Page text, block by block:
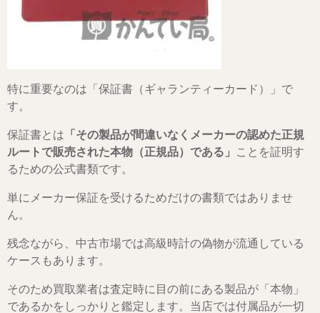
特に重要なのは「保証書（ギャランティーカード）」で
す。
保証書とは 「その製品が間違いなくメーカーの認めた正規
ルートで販売された本物（正規品）である」
ことを証明す
るための公式書類です。
単にメーカー保証を受けるためだけの書類ではありませ
ん。
残念ながら、中古市場では高級時計の偽物が流通している
ケースもあります。
そのため買取業者は査定時に目の前にある製品が「本物」
であるかをしっかりと鑑定します。当店では付属品が一切